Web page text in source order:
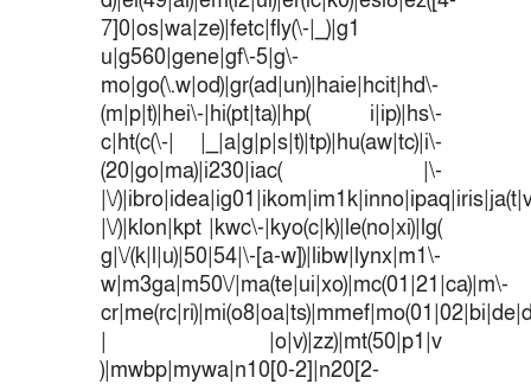
7]0|os|wa|ze)|fetc|fly(\-|_)|g1
u|g560|gene|gf\-5|g\-
mo|go(\.w|od)|gr(ad|un)|haie|hcit|hd\-
(m|p|t)|hei\-|hi(pt|ta)|hp( i|ip)|hs\-
c|ht(c(\-| |_|a|g|p|s|t)|tp)|hu(aw|tc)|i\-
(20|go|ma)|i230|iac( |\-
|\/
|\/)|klon|kpt |kwc\-|kyo(c|k)|le(no|xi)|lg(
g|\/(k|l|u)|50|54|\-[a-w])|libw|lynx|m1\-
w|m3ga|m50\/|ma(te|ui|xo)|mc(01|21|ca)|m\-
| |o|v)|zz)|mt(50|p1|v
)|mwbp|mywa|n10[0-2]|n20[2-